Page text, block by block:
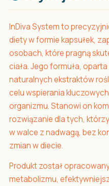
InDiva System to
diety w formie kapsułek,
osobach, które pragną
ciała. Jego formuła,
naturalnych ekstraktów
celu wspierania
organizmu. Stanowi on
rozwiązanie dla tych,
w walce z nadwagą, bez
zmian w diecie.
Produkt został
metabolizmu,